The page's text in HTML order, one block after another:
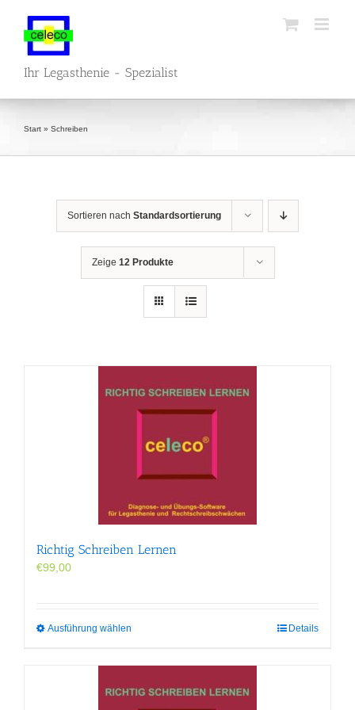
springen
Ihr Legasthenie - Spezialist
Start » Schreiben
Sortieren nach Standardsortierung
Zeige 12 Produkte
Richtig Schreiben Lernen
€99,00
Ausführung wählen
Varianten
Details